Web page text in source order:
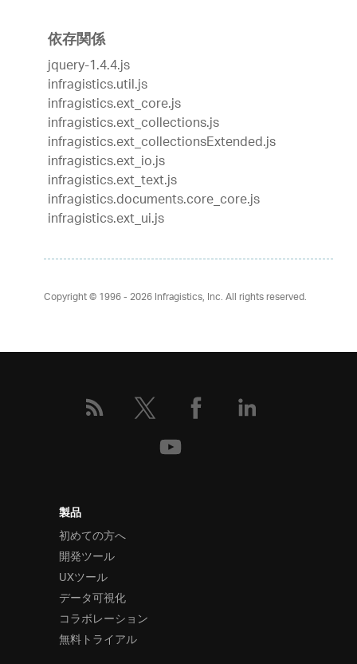
依存関係
jquery-1.4.4.js
infragistics.util.js
infragistics.ext_core.js
infragistics.ext_collections.js
infragistics.ext_collectionsExtended.js
infragistics.ext_io.js
infragistics.ext_text.js
infragistics.documents.core_core.js
infragistics.ext_ui.js
Copyright © 1996 - 2026Infragistics, Inc. All rights reserved.
製品
初めての方へ
開発ツール
UXツール
データ可視化
コラボレーション
無料トライアル